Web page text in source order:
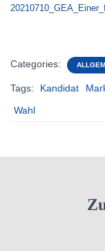
Categories:
Tags: Kandidat
Wahl